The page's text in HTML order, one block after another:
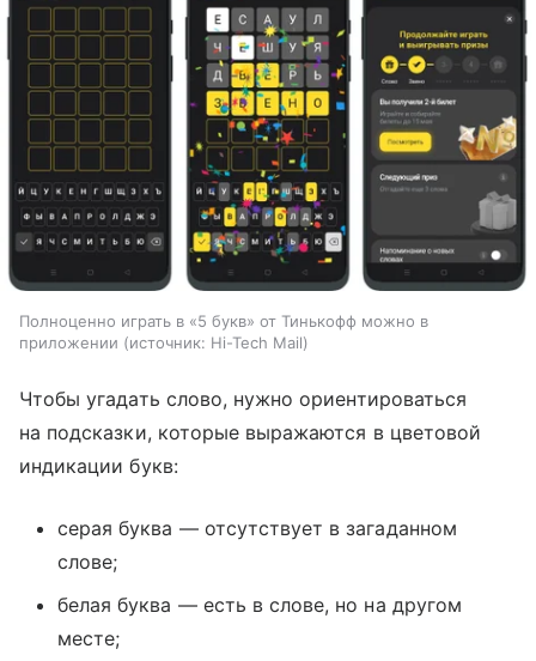
Полноценно играть в «5 букв» от Тинькофф можно в
приложении
источник: Hi-Tech Mail
Чтобы угадать слово, нужно ориентироваться
на подсказки, которые выражаются в цветовой
индикации букв:
серая буква — отсутствует в загаданном
слове;
белая буква — есть в слове, но на другом
месте;